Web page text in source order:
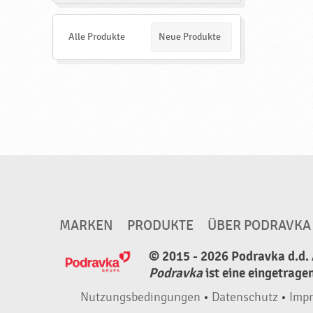
e
Alle Produkte Neue Produkte
MARKEN PRODUKTE ÜBER PODRAVKA
© 2015 - 2026 Podravka
Podravkaist eine
Nutzungsbedingungen • Datenschutz •